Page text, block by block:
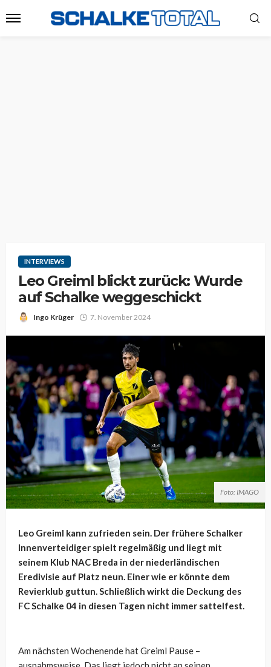
INTERVIEWS
Leo Greiml blickt zurück: Wurde
auf Schalke weggeschickt
Ingo Krüger 7. November 2024
Foto: IMAGO
Leo Greiml kann zufrieden sein. Der frühere Schalker
Innenverteidiger spielt regelmäßig und liegt mit
seinem Klub NAC Breda in der niederländischen
Eredivisie auf Platz neun. Einer wie er könnte dem
Revierklub guttun. Schließlich wirkt die Deckung des
FC Schalke 04 in diesen Tagen nicht immer sattelfest.
Am nächsten Wochenende hat Greiml Pause –